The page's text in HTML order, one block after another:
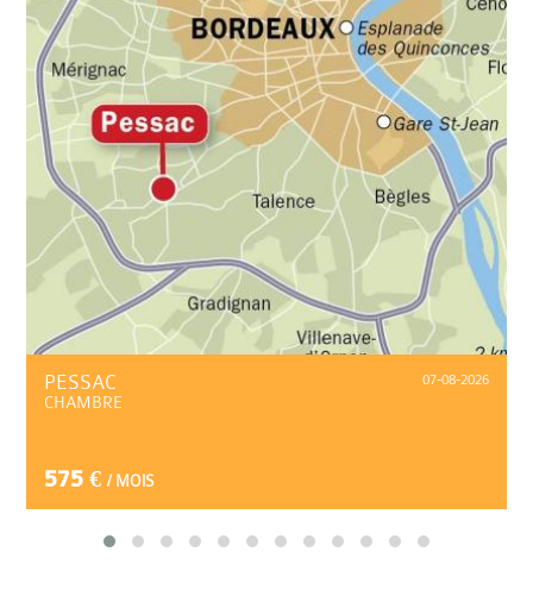
07-08-2026
PESSAC
CHAMBRE
575 € / MOIS